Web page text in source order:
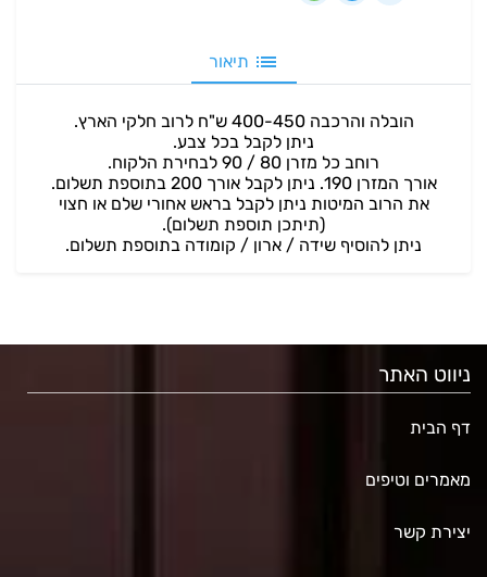
תיאור
הובלה והרכבה 400-450 ש"ח לרוב חלקי הארץ.
ניתן לקבל בכל צבע.
רוחב כל מזרן 80 / 90 לבחירת הלקוח.
אורך המזרן 190. ניתן לקבל אורך 200 בתוספת תשלום.
את הרוב המיטות ניתן לקבל בראש אחורי שלם או חצוי
(תיתכן תוספת תשלום).
ניתן להוסיף שידה / ארון / קומודה בתוספת תשלום.
ניווט האתר
דף הבית
מאמרים וטיפים
יצירת קשר